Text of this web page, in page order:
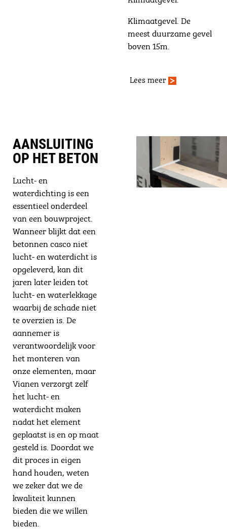
Klimaatgevel. De
meest duurzame gevel
boven 15m.
Lees meer
AANSLUITING
OP HET BETON
Lucht- en
waterdichting is een
essentieel onderdeel
van een bouwproject.
Wanneer blijkt dat een
betonnen casco niet
lucht- en waterdicht is
opgeleverd, kan dit
jaren later leiden tot
lucht- en waterlekkage
waarbij de schade niet
te overzien is. De
aannemer is
verantwoordelijk voor
het monteren van
onze elementen, maar
Vianen verzorgt zelf
het lucht- en
waterdicht maken
nadat het element
geplaatst is en op maat
gesteld is. Doordat we
dit proces in eigen
hand houden, weten
we zeker dat we de
kwaliteit kunnen
bieden die we willen
bieden.